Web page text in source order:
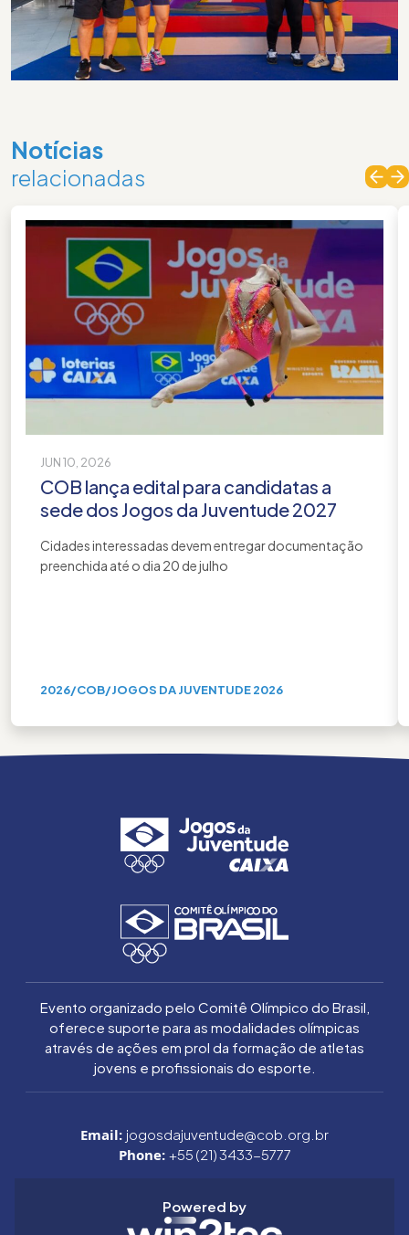
Notícias
relacionadas
JUN 10, 2026
COB lança edital para candidatas a
sede dos Jogos da Juventude 2027
Cidades interessadas devem entregar documentação
preenchida até o dia 20 de julho
2026/COB/JOGOS DA JUVENTUDE 2026
Evento organizado pelo Comitê Olímpico do Brasil,
oferece suporte para as modalidades olímpicas
através de ações em prol da formação de atletas
jovens e profissionais do esporte.
Email: jogosdajuventude@cob.org.br
Phone: +55 (21) 3433-5777
Powered by